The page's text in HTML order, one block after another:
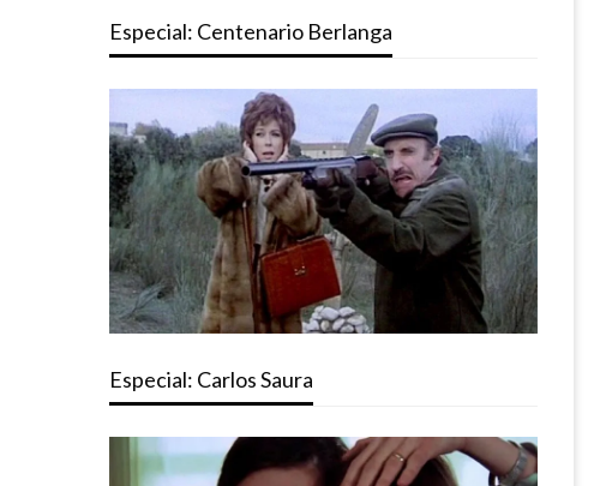
Especial: Centenario Berlanga
Especial: Carlos Saura